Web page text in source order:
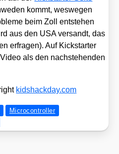
kommt, wes­we­gen
beim Zoll ent­ste­hen
aus den USA ver­sandt, das
erfra­gen). Auf Kick­star­ter
als den nach­ste­hen­den
kids​hack​day​.com
Microcontroller